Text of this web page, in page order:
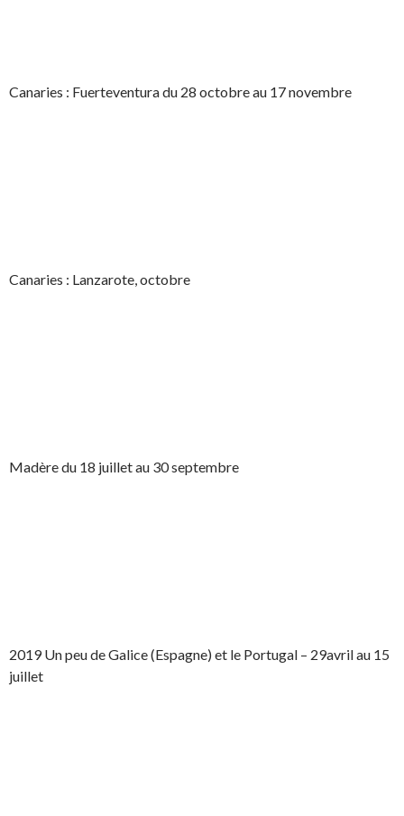
Canaries : Fuerteventura du 28 octobre au 17 novembre
Canaries : Lanzarote, octobre
Madère du 18 juillet au 30 septembre
2019 Un peu de Galice (Espagne) et le Portugal – 29avril au 15
juillet